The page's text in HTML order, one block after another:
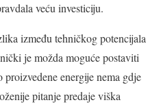
veću investiciju.
između tehničkog potencijala
je možda moguće postaviti
energije nema gdje
pitanje predaje viška